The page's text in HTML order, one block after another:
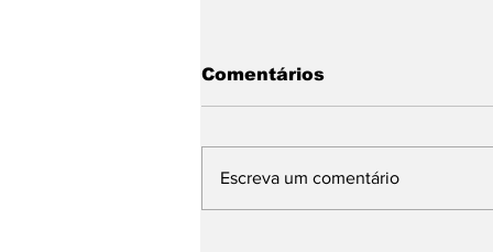
Comentários
Escreva um comentário